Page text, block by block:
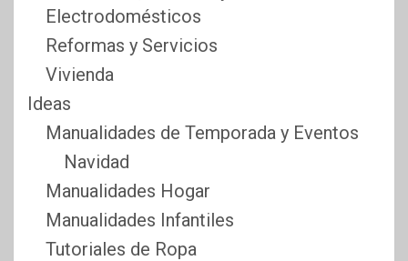
Electrodomésticos
Reformas y Servicios
Vivienda
Ideas
Manualidades de Temporada y Eventos
Navidad
Manualidades Hogar
Manualidades Infantiles
Tutoriales de Ropa